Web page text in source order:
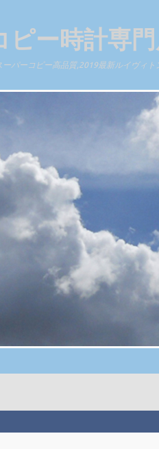
ー時計専門
パーコピー高品質,2019最新ルイヴィ